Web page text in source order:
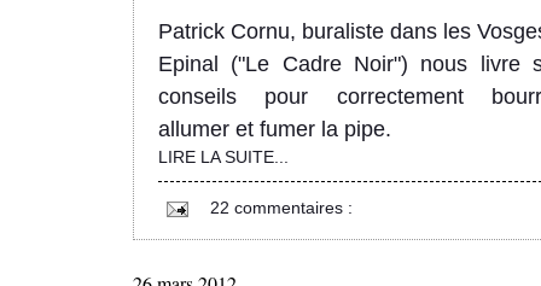
Patrick Cornu, buraliste dans les
Epinal ("Le Cadre Noir") nous livre
conseils pour correctement
allumer et fumer la pipe.
LIRE LA SUITE...
22 commentaires :